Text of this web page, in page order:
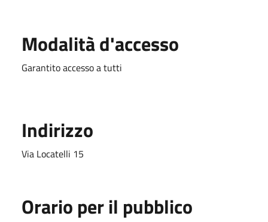
Modalità d'accesso
Garantito accesso a tutti
Indirizzo
Via Locatelli 15
Orario per il pubblico